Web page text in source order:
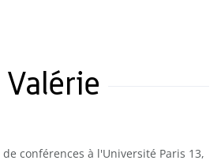
Valérie
conférences à l'Université Paris 13,